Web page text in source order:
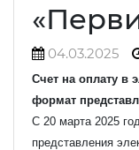
04.03.2025
Счет на оплату в
формат
С 20 марта 2025
представления